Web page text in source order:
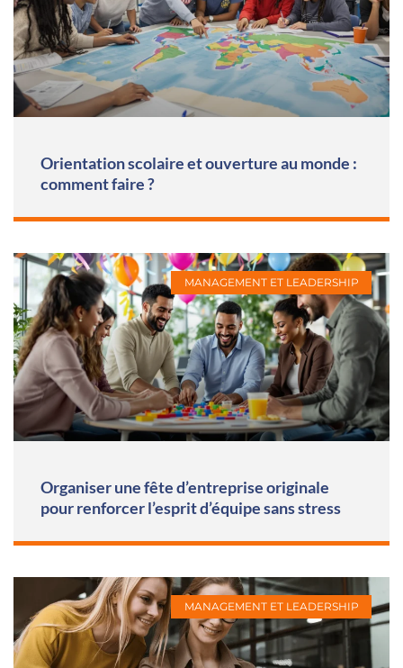
Orientation scolaire et ouverture au monde :
comment faire ?
MANAGEMENT ET LEADERSHIP
Organiser une fête d’entreprise originale
pour renforcer l’esprit d’équipe sans stress
MANAGEMENT ET LEADERSHIP